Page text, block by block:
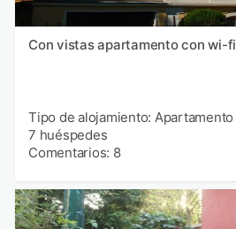
Con vistas apartamento con wi-fi
Tipo de alojamiento: Apartamento
7 huéspedes
Comentarios: 8